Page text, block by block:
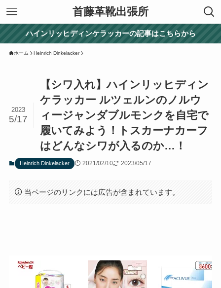
首藤革靴出張所
ハインリッヒディンケラッカーの記事はこちらから
ホーム Heinrich Dinkelacker
【シワ入れ】ハインリッヒディン
ケラッカー ルツェルンのノルウ
ィージャンダブルモンクを自宅で
履いてみよう！トスカーナカーフ
はどんなシワが入るのか…！
2023
5/17
Heinrich Dinkelacker 2021/02/10 2023/05/17
当ページのリンクには広告が含まれています。